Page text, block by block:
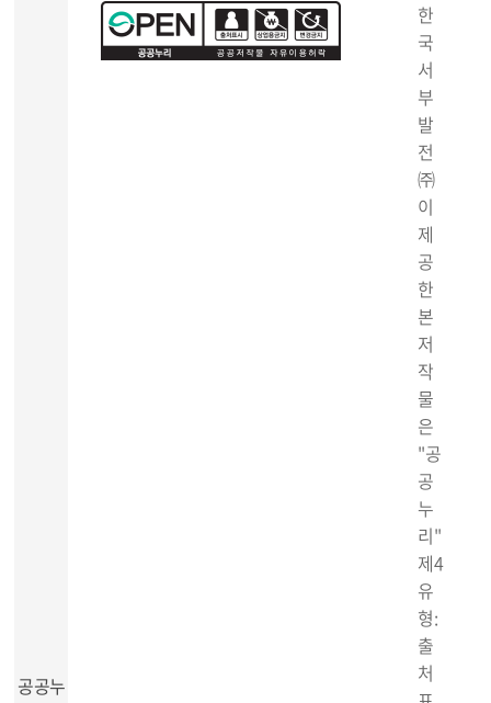
공공누
한
국
서
부
발
전
㈜
이
제
공
한
본
저
작
물
은
"공
공
누
리"
제4
유
형:
출
처